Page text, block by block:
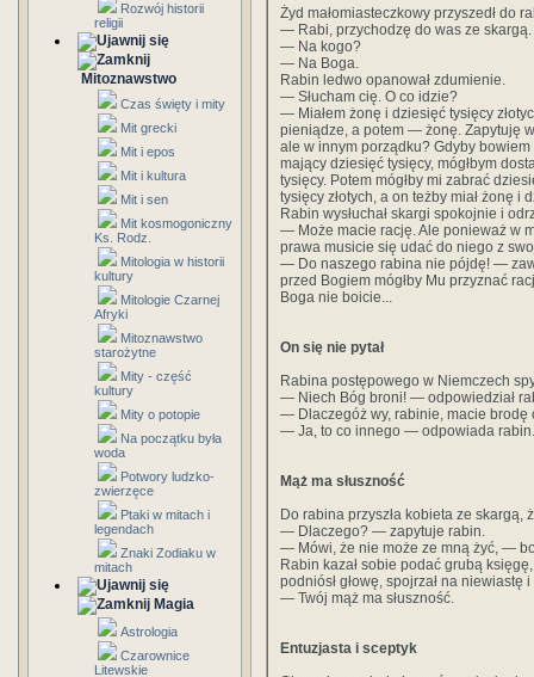
Rozwój historii
religii
Mitoznawstwo
Czas święty i mity
Mit grecki
Mit i epos
Mit i kultura
Mit i sen
Mit kosmogoniczny
Ks. Rodz.
Mitologia w historii
kultury
Mitologie Czarnej
Afryki
Mitoznawstwo
starożytne
Mity - część
kultury
Mity o potopie
Na początku była
woda
Potwory ludzko-
zwierzęce
Ptaki w mitach i
legendach
Znaki Zodiaku w
mitach
Magia
Astrologia
Czarownice
Litewskie
Żyd małomiasteczkowy przyszedł do
— Rabi, przychodzę do was ze skargą.
— Na kogo?
— Na Boga.
Rabin ledwo opanował zdumienie.
— Słucham cię. O co idzie?
— Miałem żonę i dziesięć tysięcy
pieniądze, a potem — żonę. Zapytuję
ale w innym porządku? Gdyby
mający dziesięć tysięcy, mógłbym
tysięcy. Potem mógłby mi zabrać
tysięcy złotych, a on teżby miał żonę i
Rabin wysłuchał skargi spokojnie i
— Może macie rację. Ale ponieważ w
prawa musicie się udać do niego z
— Do naszego rabina nie pójdę! —
przed Bogiem mógłby Mu przyznać
Boga nie boicie...
On się nie pytał
Rabina postępowego w Niemczech
— Niech Bóg broni! — odpowiedział
— Dlaczegóż wy, rabinie, macie brodę
— Ja, to co innego — odpowiada
Mąż ma słuszność
Do rabina przyszła kobieta ze skargą,
— Dlaczego? — zapytuje rabin.
— Mówi, że nie może ze mną żyć, —
Rabin kazał sobie podać grubą
podniósł głowę, spojrzał na niewiastę i
— Twój mąż ma słuszność.
Entuzjasta i sceptyk